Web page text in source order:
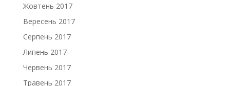
Жовтень 2017
Вересень 2017
Серпень 2017
Липень 2017
Червень 2017
Травень 2017